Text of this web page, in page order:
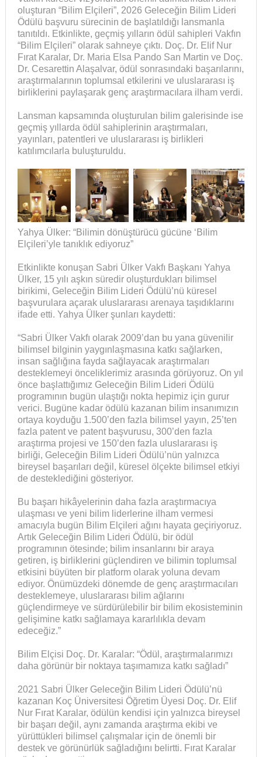
oluşturan “Bilim Elçileri”, 2026 Geleceğin Bilim Lideri
Ödülü başvuru sürecinin de başlatıldığı lansmanla
tanıtıldı. Etkinlikte, geçmiş yılların ödül sahipleri Vakfın
“Bilim Elçileri” olarak sahneye çıktı. Doç. Dr. Elif Nur
Fırat Karalar, Dr. Maria Elsa Pando San Martin ve Doç.
Dr. Cesarettin Alaşalvar, ödül sonrasındaki başarılarını,
araştırmalarının toplumsal etkilerini ve uluslararası iş
birliklerini paylaşarak genç araştırmacılara ilham verdi.
Lansman kapsamında oluşturulan bilim galerisinde ise
geçmiş yıllarda ödül sahiplerinin araştırmaları,
yayınları, patentleri ve uluslararası iş birlikleri
katılımcılarla buluşturuldu.
Yahya Ülker: “Bilimin dönüştürücü gücüne ‘Bilim
Elçileri’yle tanıklık ediyoruz”
Etkinlikte konuşan Sabri Ülker Vakfı Başkanı Yahya
Ülker, 15 yılı aşkın süredir oluşturdukları bilimsel
birikimi, Geleceğin Bilim Lideri Ödülü’nü küresel
başvurulara açarak uluslararası arenaya taşıdıklarını
ifade etti. Yahya Ülker şunları kaydetti:
“Sabri Ülker Vakfı olarak 2009’dan bu yana güvenilir
bilimsel bilginin yaygınlaşmasına katkı sağlarken,
insan sağlığına fayda sağlayacak araştırmaları
desteklemeyi önceliklerimiz arasında görüyoruz. On yıl
önce başlattığımız Geleceğin Bilim Lideri Ödülü
programının bugün ulaştığı nokta hepimiz için gurur
verici. Bugüne kadar ödülü kazanan bilim insanımızın
ortaya koyduğu 1.500’den fazla bilimsel yayın, 25’ten
fazla patent ve patent başvurusu, 300’den fazla
araştırma projesi ve 150’den fazla uluslararası iş
birliği, Geleceğin Bilim Lideri Ödülü’nün yalnızca
bireysel başarıları değil, küresel ölçekte bilimsel etkiyi
de desteklediğini gösteriyor.
Bu başarı hikâyelerinin daha fazla araştırmacıya
ulaşması ve yeni bilim liderlerine ilham vermesi
amacıyla bugün Bilim Elçileri ağını hayata geçiriyoruz.
Artık Geleceğin Bilim Lideri Ödülü, bir ödül
programının ötesinde; bilim insanlarını bir araya
getiren, iş birliklerini güçlendiren ve bilimin toplumsal
etkisini büyüten bir platform olarak yoluna devam
ediyor. Önümüzdeki dönemde de genç araştırmacıları
desteklemeye, uluslararası bilim ağlarını
güçlendirmeye ve sürdürülebilir bir bilim ekosisteminin
gelişimine katkı sağlamaya kararlılıkla devam
edeceğiz.”
Bilim Elçisi Doç. Dr. Karalar: “Ödül, araştırmalarımızı
daha görünür bir noktaya taşımamıza katkı sağladı”
2021 Sabri Ülker Geleceğin Bilim Lideri Ödülü’nü
kazanan Koç Üniversitesi Öğretim Üyesi Doç. Dr. Elif
Nur Fırat Karalar, ödülün kendisi için yalnızca bireysel
bir başarı değil, aynı zamanda araştırma ekibi ve
yürüttükleri bilimsel çalışmalar için de önemli bir
destek ve görünürlük sağladığını belirtti. Fırat Karalar